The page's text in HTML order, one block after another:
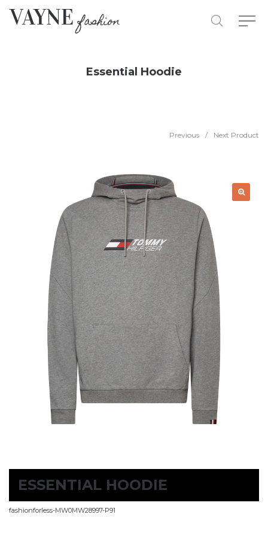
Essential Hoodie
Previous / Next Product
ESSENTIAL HOODIE
fashionforless-MW0MW28997-P91